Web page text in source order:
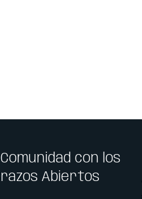
con los
Abiertos